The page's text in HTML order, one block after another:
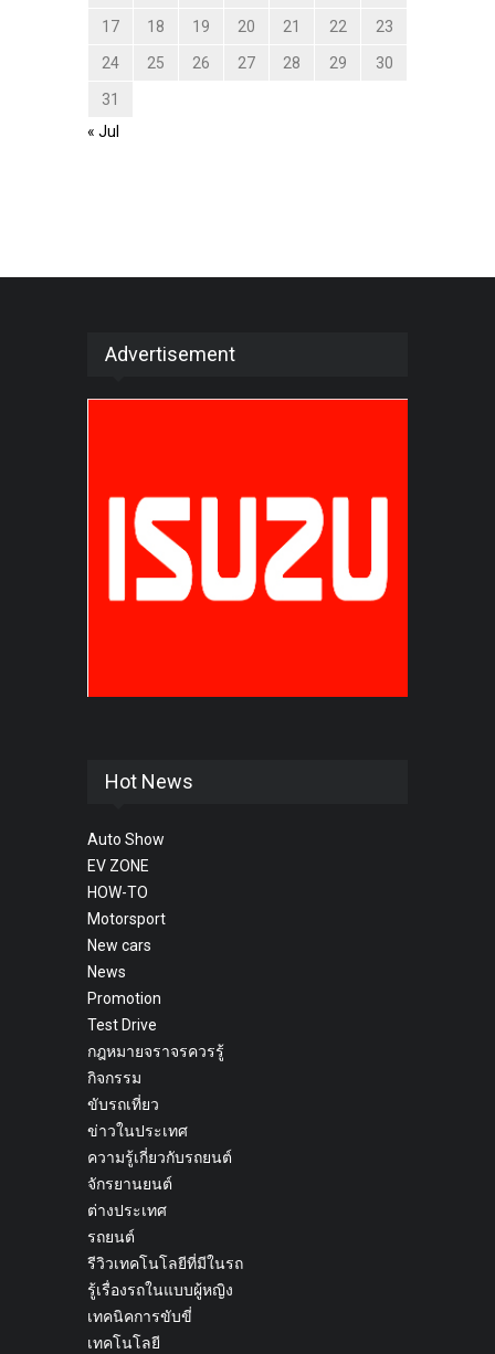
17 18 19 20 21 22 23
24 25 26 27 28 29 30
31
« Jul
Advertisement
Hot News
Auto Show
EV ZONE
HOW-TO
Motorsport
New cars
News
Promotion
Test Drive
กฎหมายจราจรควรรู้
กิจกรรม
ขับรถเที่ยว
ข่าวในประเทศ
ความรู้เกี่ยวกับรถยนต์
จักรยานยนต์
ต่างประเทศ
รถยนต์
รีวิวเทคโนโลยีที่มีในรถ
รู้เรื่องรถในแบบผู้หญิง
เทคนิคการขับขี่
เทคโนโลยี